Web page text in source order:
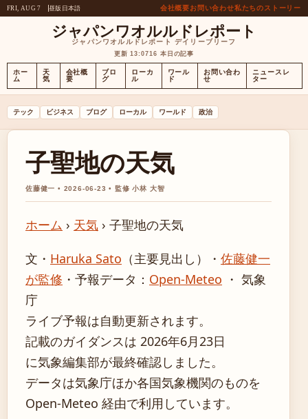
FRI, AUG 7 昼版 日本語 会社概要お問い合わせ私たちのストーリー
ジャパンワオルルドレポート
ジャパンワオルルドレポート デイリーブリーフ
更新 13:0716 本日の記事
ホー
ム
天
気
会社概
要
ブロ
グ
ローカ
ル
ワール
ド
お問い合わ
せ
ニュースレ
ター
テック ビジネス ブログ ローカル ワールド 政治
子聖地の天気
佐藤健一 • 2026-06-23 • 監修 小林 大智
ホーム › 天気 › 子聖地の天気
文・ Haruka Sato （主要見出し） ・ 佐藤健一
が監修 ・ 予報データ： Open-Meteo ・ 気象
庁
ライブ予報は自動更新されます。
記載のガイダンスは 2026年6月23日
に気象編集部が最終確認しました。
データは気象庁ほか各国気象機関のものを
Open-Meteo 経由で利用しています。